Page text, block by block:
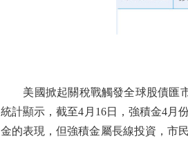
美國掀起關稅戰觸發全球股債匯市
統計顯示，截至4月16日，強積金4月
金的表現，但強積金屬長線投資，市